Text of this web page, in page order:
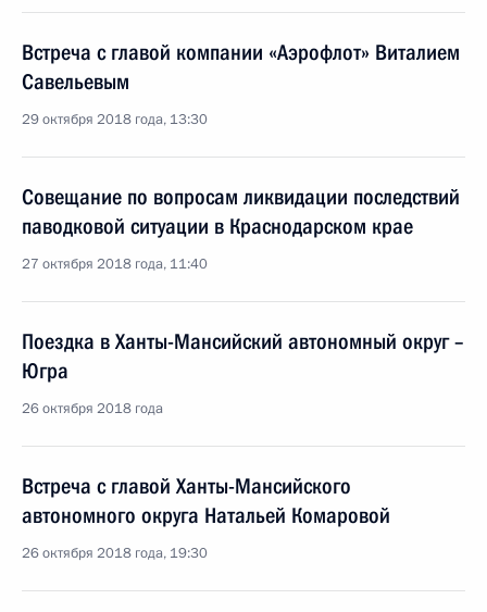
Встреча с главой компании «Аэрофлот» Виталием
Савельевым
29 октября 2018 года, 13:30
Совещание по вопросам ликвидации последствий
паводковой ситуации в Краснодарском крае
27 октября 2018 года, 11:40
Поездка в Ханты-Мансийский автономный округ –
Югра
26 октября 2018 года
Встреча с главой Ханты-Мансийского
автономного округа Натальей Комаровой
26 октября 2018 года, 19:30